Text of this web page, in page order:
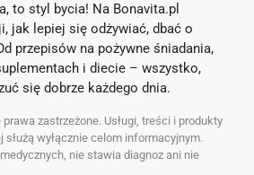
to styl bycia! Na Bonavita.pl
jak lepiej się odżywiać, dbać o
przepisów na pożywne śniadania,
i diecie – wszystko,
się dobrze każdego dnia.
zastrzeżone. Usługi, treści i produkty
wyłącznie celom informacyjnym.
nie stawia diagnoz ani nie